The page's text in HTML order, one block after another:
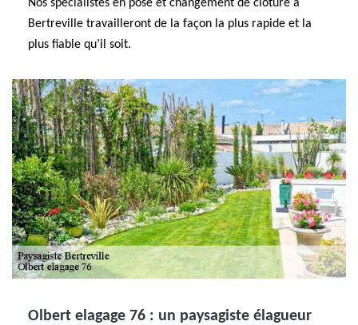
Nos spécialistes en pose et changement de clôture à
Bertreville travailleront de la façon la plus rapide et la
plus fiable qu’il soit.
Olbert elagage 76 : un paysagiste élagueur